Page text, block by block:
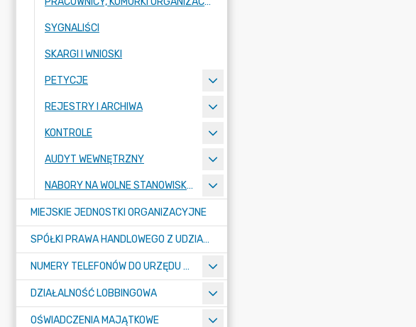
SYGNALIŚCI
SKARGI I WNIOSKI
PETYCJE
REJESTRY I ARCHIWA
KONTROLE
AUDYT WEWNĘTRZNY
NABORY NA WOLNE STANOWISKA PRACY
MIEJSKIE JEDNOSTKI ORGANIZACYJNE
SPÓŁKI PRAWA HANDLOWEGO Z UDZIAŁEM GMINY
NUMERY TELEFONÓW DO URZĘDU MIASTA, MIEJSKICH JEDNOSTEK ORGANIZACYJNYCH ORAZ SPÓŁEK PRAWA HANDLOWEGO Z UDZIAŁEM GMINY
DZIAŁALNOŚĆ LOBBINGOWA
OŚWIADCZENIA MAJĄTKOWE